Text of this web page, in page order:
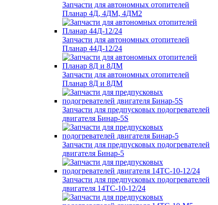
Запчасти для автономных отопителей
Планар 4Д, 4ДМ, 4ДМ2
Запчасти для автономных отопителей
Планар 44Д-12/24
Запчасти для автономных отопителей
Планар 8Д и 8ДМ
Запчасти для предпусковых подогревателей
двигателя Бинар-5S
Запчасти для предпусковых подогревателей
двигателя Бинар-5
Запчасти для предпусковых подогревателей
двигателя 14ТС-10-12/24